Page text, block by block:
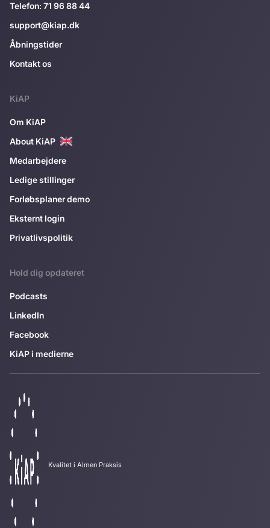
Telefon: 71 96 88 44
support@kiap.dk
Åbningstider
Kontakt os
KiAP
Om KiAP
About KiAP
Medarbejdere
Ledige stillinger
Forløbsplaner demo
Eksternt login
Privatlivspolitik
Hold dig opdateret
Podcasts
LinkedIn
Facebook
KiAP i medierne
Kvalitet i Almen Praksis